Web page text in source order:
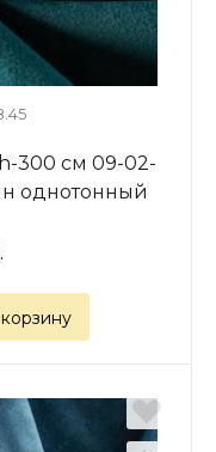
300 см 09-02-
однотонный